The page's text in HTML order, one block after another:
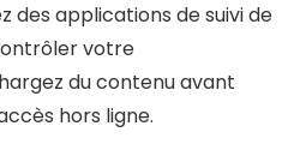
des applications de suivi de
votre
du contenu avant
hors ligne.